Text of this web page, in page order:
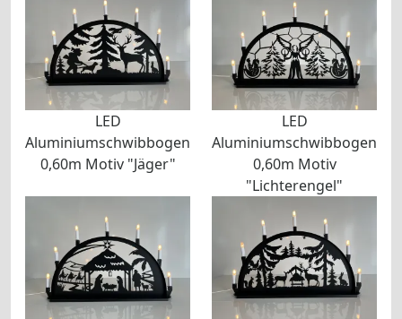
LED
Aluminiumschwibbogen
0,60m Motiv "Jäger"
LED
Aluminiumschwibbogen
0,60m Motiv
"Lichterengel"